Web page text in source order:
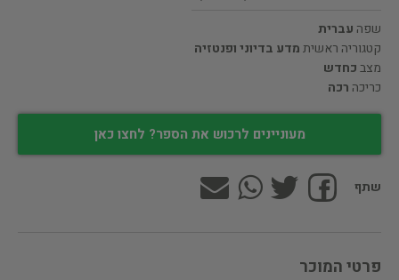
שפה עברית
קטגוריה ראשיתמדע בדיוני ופנטזיה
מצבכחדש
כריכה רכה
מעוניינים לרכוש את הספר? לחצו כאן
שתף
פרטי המוכר